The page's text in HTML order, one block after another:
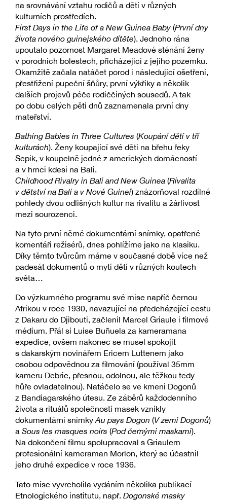
na srovnávání vztahu rodičů a dětí v různých
kulturních prostředích.
First Days in the Life of a New Guinea Baby (První dny
života nového guinejského dítěte). Jednoho rána
upoutalo pozornost Margaret Meadové sténání ženy
v porodních bolestech, přicházející z jejího pozemku.
Okamžitě začala natáčet porod i následující ošetření,
přestřižení pupeční šňůry, první výkřiky a několik
dalších projevů péče rodiččiných sousedů. A tak
po dobu celých pěti dnů zaznamenala první dny
mateřství.
Bathing Babies in Three Cultures (Koupání dětí v tří
kulturách). Ženy koupající své děti na břehu řeky
Sepik, v koupelně jedné z amerických domácností
a v hrnci kdesi na Bali.
Childhood Rivalry in Bali and New Guinea (Rivalita
v dětství na Bali a v Nové Guinei) znázorňoval rozdílné
pohledy dvou odlišných kultur na rivalitu a žárlivost
mezi sourozenci.
Na tyto první němé dokumentární snímky, opatřené
komentáři režisérů, dnes pohlížíme jako na klasiku.
Díky těmto tvůrcům máme v současné době více než
padesát dokumentů o mytí dětí v různých koutech
světa…
Do výzkumného programu své mise napříč černou
Afrikou v roce 1930, navazující na předcházející cestu
z Dakaru do Djibouti, začlenil Marcel Griaule i filmové
médium. Přál si Luise Buñuela za kameramana
expedice, ovšem nakonec se musel spokojit
s dakarským novinářem Ericem Luttenem jako
osobou odpovědnou za filmování (používal 35mm
kameru Debrie, přesnou, odolnou, ale těžkou tedy
hůře ovladatelnou). Natáčelo se ve kmeni Dogonů
z Bandiagarského útesu. Ze záběrů každodenního
života a rituálů společnosti masek vznikly
dokumentární snímky Au pays Dogon (V zemi Dogonů)
a Sous les masques noirs (Pod černými maskami).
Na dokončení filmu spolupracoval s Griaulem
profesionální kameraman Morlon, který se účastnil
jeho druhé expedice v roce 1936.
Tato mise vyvrcholila vydáním několika publikací
Etnologického institutu, např. Dogonské masky